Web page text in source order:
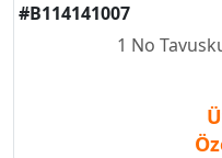
#B114141007
1 No